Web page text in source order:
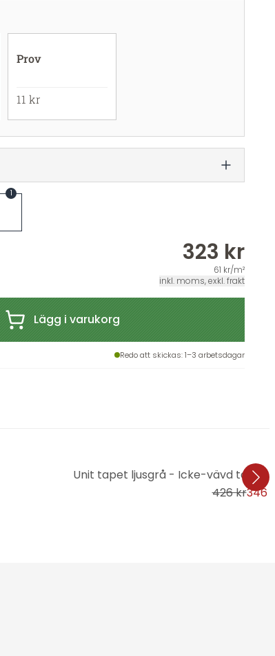
Prov
11 kr
1
323 kr
61 kr/m²
inkl. moms, exkl. frakt
Lägg i varukorg
Redo att skickas: 1–3 arbetsdagar
Unit tapet ljusgrå - Icke-vävd tapet
426 kr346